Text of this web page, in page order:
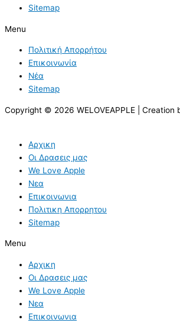
Sitemap
Menu
Πολιτική Απορρήτου
Επικοινωνία
Νέα
Sitemap
Copyright © 2026 WELOVEAPPLE | Creation
Αρχικη
Οι Δρασεις μας
We Love Apple
Νεα
Επικοινωνια
Πολιτικη Απορρητου
Sitemap
Menu
Αρχικη
Οι Δρασεις μας
We Love Apple
Νεα
Επικοινωνια